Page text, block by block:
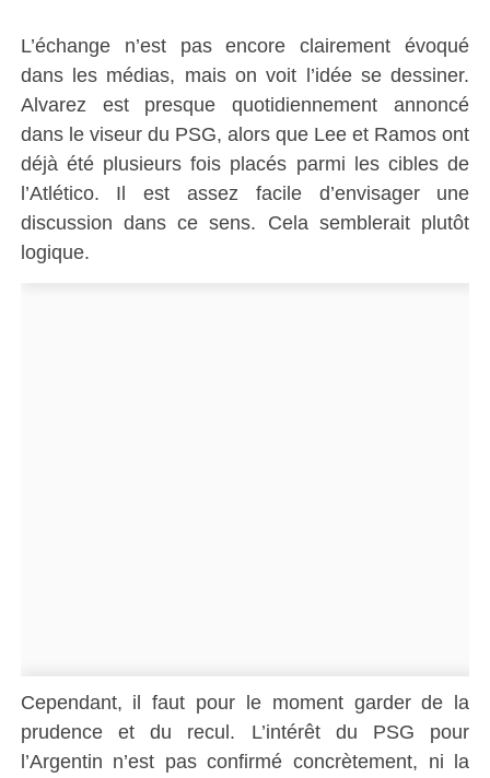
L’échange n’est pas encore clairement évoqué
dans les médias, mais on voit l’idée se dessiner.
Alvarez est presque quotidiennement annoncé
dans le viseur du PSG, alors que Lee et Ramos ont
déjà été plusieurs fois placés parmi les cibles de
l’Atlético. Il est assez facile d’envisager une
discussion dans ce sens. Cela semblerait plutôt
logique.
Cependant, il faut pour le moment garder de la
prudence et du recul. L’intérêt du PSG pour
l’Argentin n’est pas confirmé concrètement, ni la